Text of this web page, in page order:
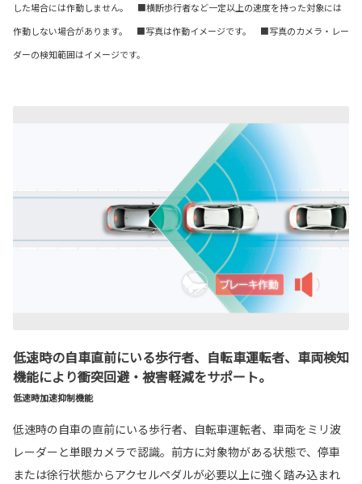
した場合には作動しません。 ■横断歩行者など一定以上の速度を持った対象には
作動しない場合があります。 ■写真は作動イメージです。 ■写真のカメラ・レー
ダーの検知範囲はイメージです。
低速時の自車直前にいる歩行者、自転車運転者、車両検知
機能により衝突回避・被害軽減をサポート。
低速時加速抑制機能
低速時の自車の直前にいる歩行者、自転車運転者、車両をミリ波
レーダーと単眼カメラで認識。前方に対象物がある状態で、停車
または徐行状態からアクセルペダルが必要以上に強く踏み込まれ